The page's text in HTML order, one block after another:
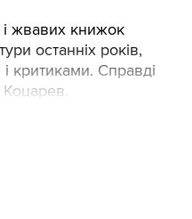
жвавих книжок
останніх років,
критиками. Справді